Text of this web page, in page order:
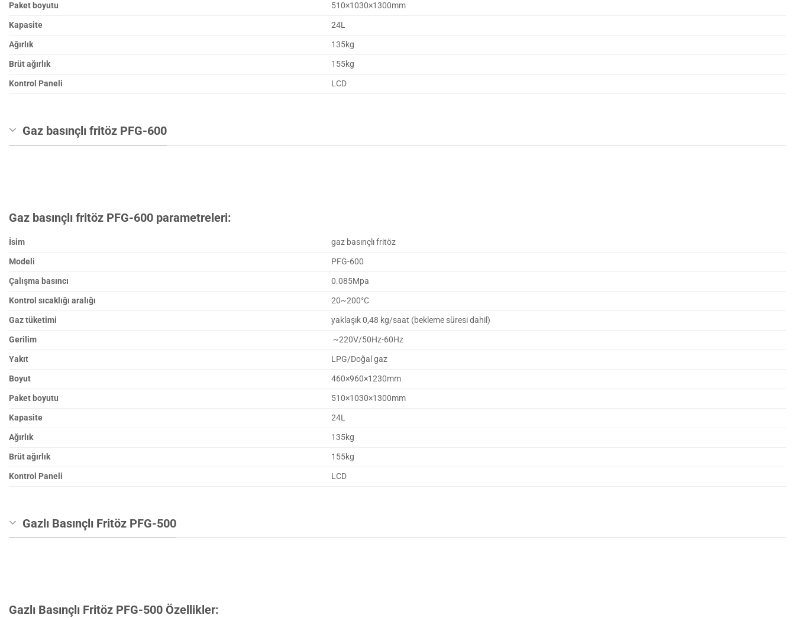
Paket boyutu
510×1030×1300mm
Kapasite
24L
Ağırlık
135kg
Brüt ağırlık
155kg
Kontrol Paneli
LCD
Gaz basınçlı fritöz PFG-600
Gaz basınçlı fritöz PFG-600 parametreleri:
İsim
gaz basınçlı fritöz
Modeli
PFG-600
Çalışma basıncı
0.085Mpa
Kontrol sıcaklığı aralığı
20~200°C
Gaz tüketimi
yaklaşık 0,48 kg/saat (bekleme süresi dahil)
Gerilim
~220V/50Hz-60Hz
Yakıt
LPG/Doğal gaz
Boyut
460×960×1230mm
Paket boyutu
510×1030×1300mm
Kapasite
24L
Ağırlık
135kg
Brüt ağırlık
155kg
Kontrol Paneli
LCD
Gazlı Basınçlı Fritöz PFG-500
Gazlı Basınçlı Fritöz PFG-500 Özellikler: